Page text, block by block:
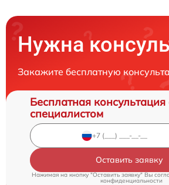
Нужна
Закажите бесплатную
Бесплатная консультация
специалистом
Оставить заявку
Нажимая на кнопку "Оставить заявку" Вы
конфиденциальности